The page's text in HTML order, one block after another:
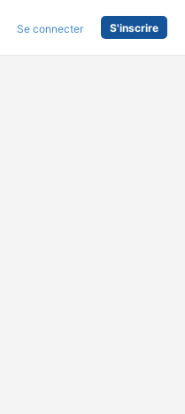
Se connecter S'inscrire